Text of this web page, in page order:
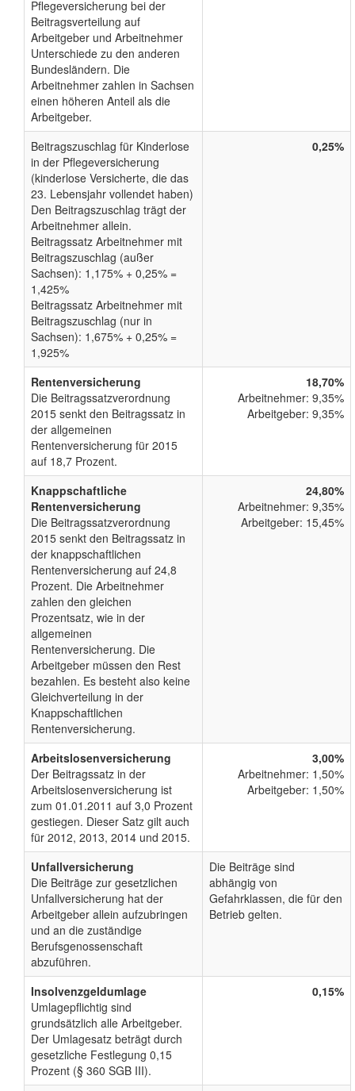
Pflegeversicherung bei der
Beitragsverteilung auf
Arbeitgeber und Arbeitnehmer
Unterschiede zu den anderen
Bundesländern. Die
Arbeitnehmer zahlen in Sachsen
einen höheren Anteil als die
Arbeitgeber.
Beitragszuschlag für Kinderlose
in der Pflegeversicherung
(kinderlose Versicherte, die das
23. Lebensjahr vollendet haben)
Den Beitragszuschlag trägt der
Arbeitnehmer allein.
Beitragssatz Arbeitnehmer mit
Beitragszuschlag (außer
Sachsen): 1,175% + 0,25% =
1,425%
Beitragssatz Arbeitnehmer mit
Beitragszuschlag (nur in
Sachsen): 1,675% + 0,25% =
1,925%
0,25%
Rentenversicherung
Die Beitragssatzverordnung
2015 senkt den Beitragssatz in
der allgemeinen
Rentenversicherung für 2015
auf 18,7 Prozent.
18,70%
Arbeitnehmer: 9,35%
Arbeitgeber: 9,35%
Knappschaftliche
Rentenversicherung
Die Beitragssatzverordnung
2015 senkt den Beitragssatz in
der knappschaftlichen
Rentenversicherung auf 24,8
Prozent. Die Arbeitnehmer
zahlen den gleichen
Prozentsatz, wie in der
allgemeinen
Rentenversicherung. Die
Arbeitgeber müssen den Rest
bezahlen. Es besteht also keine
Gleichverteilung in der
Knappschaftlichen
Rentenversicherung.
24,80%
Arbeitnehmer: 9,35%
Arbeitgeber: 15,45%
Arbeitslosenversicherung
Der Beitragssatz in der
Arbeitslosenversicherung ist
zum 01.01.2011 auf 3,0 Prozent
gestiegen. Dieser Satz gilt auch
für 2012, 2013, 2014 und 2015.
3,00%
Arbeitnehmer: 1,50%
Arbeitgeber: 1,50%
Unfallversicherung
Die Beiträge zur gesetzlichen
Unfallversicherung hat der
Arbeitgeber allein aufzubringen
und an die zuständige
Berufsgenossenschaft
abzuführen.
Die Beiträge sind
abhängig von
Gefahrklassen, die für den
Betrieb gelten.
Insolvenzgeldumlage
Umlagepflichtig sind
grundsätzlich alle Arbeitgeber.
Der Umlagesatz beträgt durch
gesetzliche Festlegung 0,15
Prozent (§ 360 SGB III).
0,15%